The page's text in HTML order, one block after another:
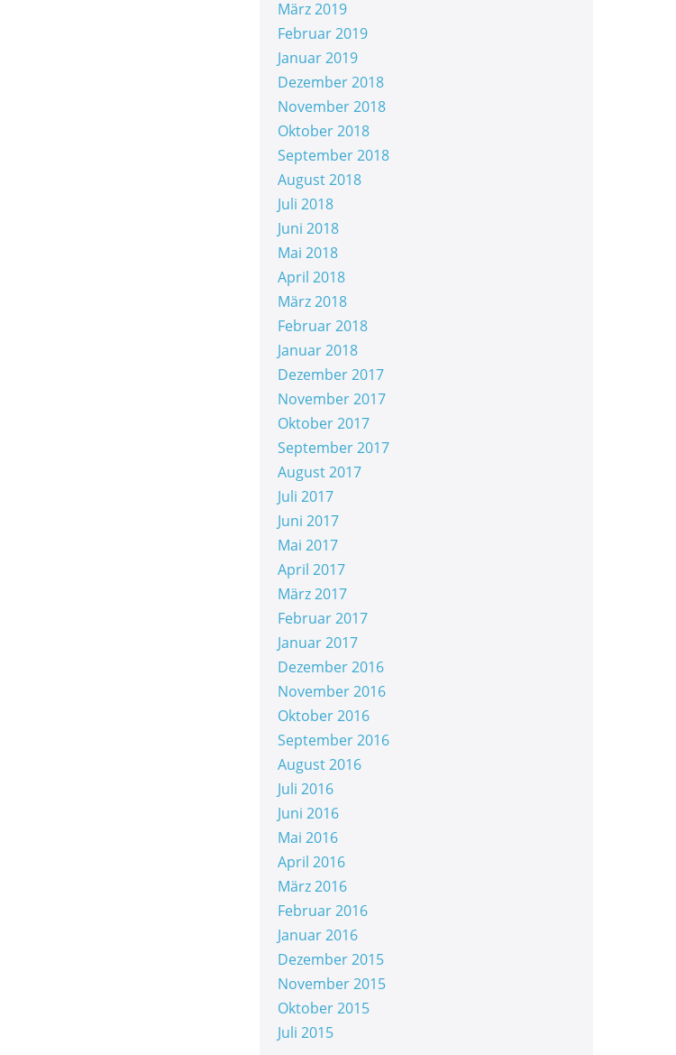
März 2019
Februar 2019
Januar 2019
Dezember 2018
November 2018
Oktober 2018
September 2018
August 2018
Juli 2018
Juni 2018
Mai 2018
April 2018
März 2018
Februar 2018
Januar 2018
Dezember 2017
November 2017
Oktober 2017
September 2017
August 2017
Juli 2017
Juni 2017
Mai 2017
April 2017
März 2017
Februar 2017
Januar 2017
Dezember 2016
November 2016
Oktober 2016
September 2016
August 2016
Juli 2016
Juni 2016
Mai 2016
April 2016
März 2016
Februar 2016
Januar 2016
Dezember 2015
November 2015
Oktober 2015
Juli 2015